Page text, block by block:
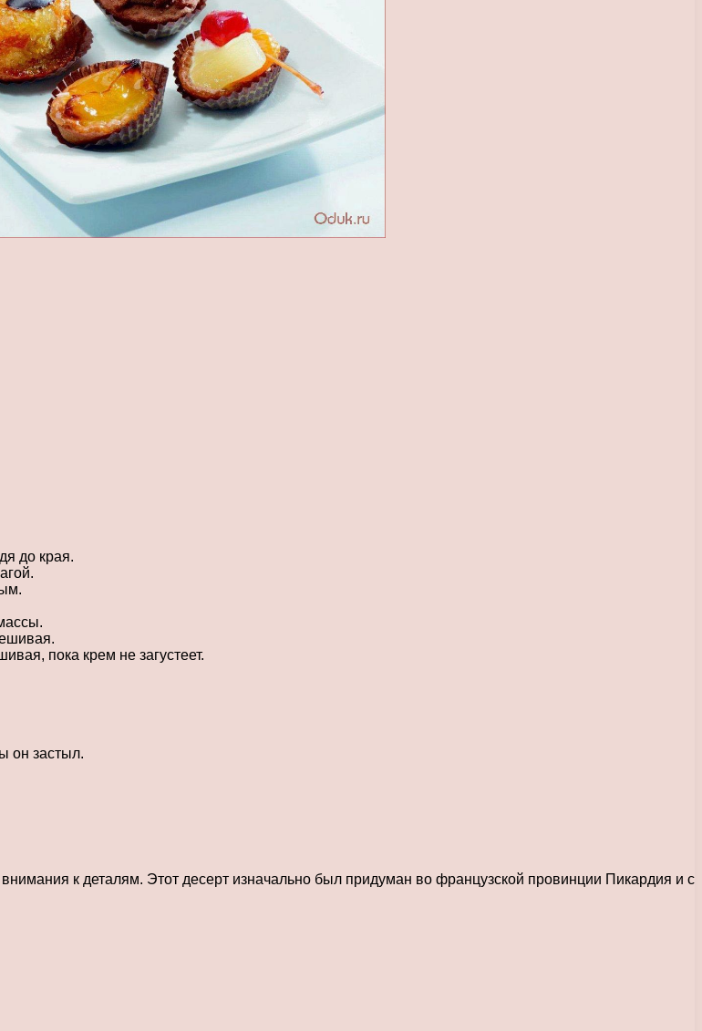
до края.
пока крем не загустеет.
он застыл.
к деталям. Этот десерт изначально был придуман во французской провинции Пикардия и с